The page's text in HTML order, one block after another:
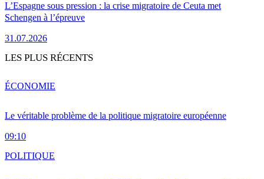
L’Espagne sous pression : la crise migratoire de Ceuta met
Schengen à l’épreuve
31.07.2026
LES PLUS RÉCENTS
Le véritable problème de la politique migratoire européenne
09:10
ÉCONOMIE
POLITIQUE